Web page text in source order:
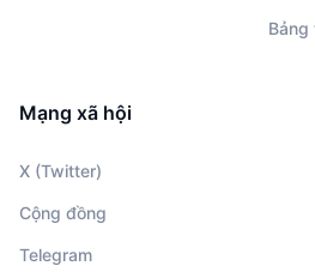
Mạng xã hội
X (Twitter)
Cộng đồng
Telegram